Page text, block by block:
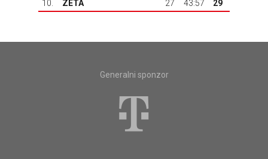
10.
ZETA 27 43:57 29
Generalni sponzor